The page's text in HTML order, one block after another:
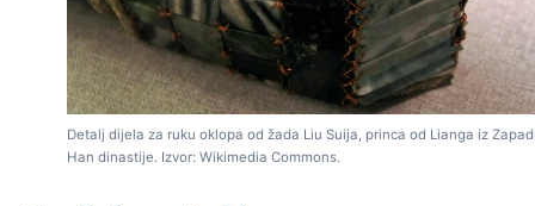
Detalj dijela za ruku oklopa od žada Liu Suija, princa od Lianga iz
Han dinastije. Izvor: Wikimedia Commons.